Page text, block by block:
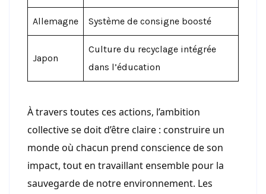
Allemagne Système de consigne boosté
Japon
Culture du recyclage intégrée
dans l’éducation
À travers toutes ces actions, l’ambition
collective se doit d’être claire : construire un
monde où chacun prend conscience de son
impact, tout en travaillant ensemble pour la
sauvegarde de notre environnement. Les